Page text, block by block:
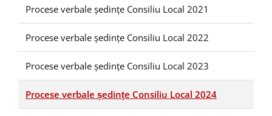
Procese verbale ședințe Consiliu Local 2021
Procese verbale ședințe Consiliu Local 2022
Procese verbale ședințe Consiliu Local 2023
Procese verbale ședințe Consiliu Local 2024